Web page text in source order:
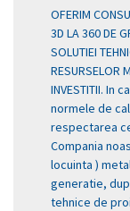
OFERIM
3D LA 360 DE
SOLUTIEI
RESURSELOR
INVESTITII. In
normele de
respectarea
Compania
locuinta )
generatie,
tehnice de